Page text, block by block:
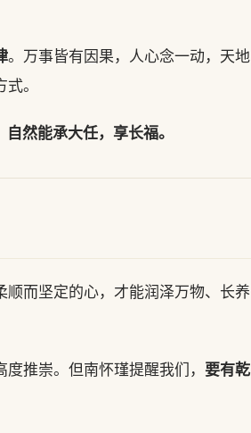
。万事皆有因果，人心念一动，天地
。
然能承大任，享长福。
而坚定的心，才能润泽万物、长养
推崇。但南怀瑾提醒我们， 要有乾